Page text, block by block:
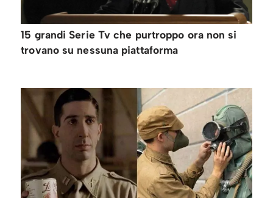
15 grandi Serie Tv che purtroppo ora non si
trovano su nessuna piattaforma